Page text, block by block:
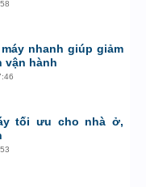
nhanh giúp giảm
vận hành
tối ưu cho nhà ở,